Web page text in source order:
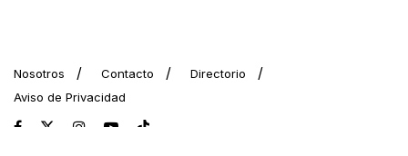
Nosotros Contacto
Directorio
Aviso de Privacidad